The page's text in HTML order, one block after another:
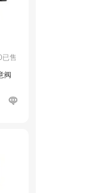
已售
阀